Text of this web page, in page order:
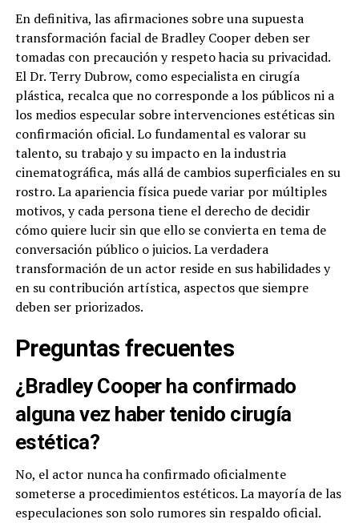
En definitiva, las afirmaciones sobre una supuesta
transformación facial de Bradley Cooper deben ser
tomadas con precaución y respeto hacia su privacidad.
El Dr. Terry Dubrow, como especialista en cirugía
plástica, recalca que no corresponde a los públicos ni a
los medios especular sobre intervenciones estéticas sin
confirmación oficial. Lo fundamental es valorar su
talento, su trabajo y su impacto en la industria
cinematográfica, más allá de cambios superficiales en su
rostro. La apariencia física puede variar por múltiples
motivos, y cada persona tiene el derecho de decidir
cómo quiere lucir sin que ello se convierta en tema de
conversación público o juicios. La verdadera
transformación de un actor reside en sus habilidades y
en su contribución artística, aspectos que siempre
deben ser priorizados.
Preguntas frecuentes
¿Bradley Cooper ha confirmado
alguna vez haber tenido cirugía
estética?
No, el actor nunca ha confirmado oficialmente
someterse a procedimientos estéticos. La mayoría de las
especulaciones son solo rumores sin respaldo oficial.